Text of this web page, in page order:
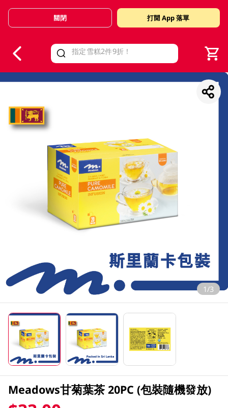
Valid Until 30 June 2026
關閉 打開 App 落單
1/3
Meadows甘菊葉茶 20PC (包裝隨機發放)